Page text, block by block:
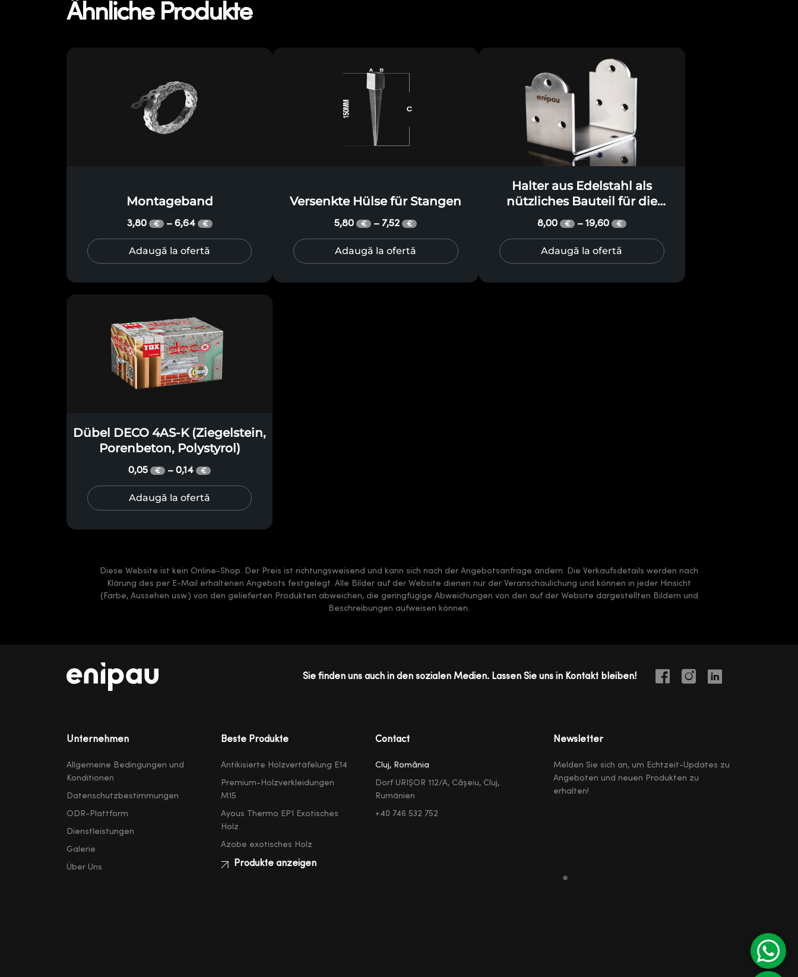
Ähnliche Produkte
Montageband
3,80 € – 6,64 €
Adaugă la ofertă
Versenkte Hülse für Stangen
5,80 € – 7,52 €
Adaugă la ofertă
Halter aus Edelstahl als
nützliches Bauteil für die
Holzmontage
8,00 € – 19,60 €
Adaugă la ofertă
Dübel DECO 4AS-K (Ziegelstein,
Porenbeton, Polystyrol)
0,05 € – 0,14 €
Adaugă la ofertă
Diese Website ist kein Online-Shop. Der Preis ist richtungsweisend und kann sich nach der Angebotsanfrage ändern. Die Verkaufsdetails werden nach
Klärung des per E-Mail erhaltenen Angebots festgelegt. Alle Bilder auf der Website dienen nur der Veranschaulichung und können in jeder Hinsicht
(Farbe, Aussehen usw.) von den gelieferten Produkten abweichen, die geringfügige Abweichungen von den auf der Website dargestellten Bildern und
Beschreibungen aufweisen können.
Sie finden uns auch in den sozialen Medien. Lassen Sie uns in Kontakt bleiben!
Unternehmen
Allgemeine Bedingungen und
Konditionen
Datenschutzbestimmungen
ODR-Plattform
Dienstleistungen
Galerie
Über Uns
Beste Produkte
Antikisierte Holzvertäfelung E14
Premium-Holzverkleidungen
M15
Ayous Thermo EP1 Exotisches
Holz
Azobe exotisches Holz
Produkte anzeigen
Contact
Cluj, România
Dorf URIȘOR 112/A, Cășeiu, Cluj,
Rumänien
+40 746 532 752
Newsletter
Melden Sie sich an, um Echtzeit-Updates zu
Angeboten und neuen Produkten zu
erhalten!